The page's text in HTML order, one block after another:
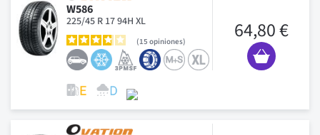
W586
225/45 R 17 94H XL
15 opiniones 64,80 €